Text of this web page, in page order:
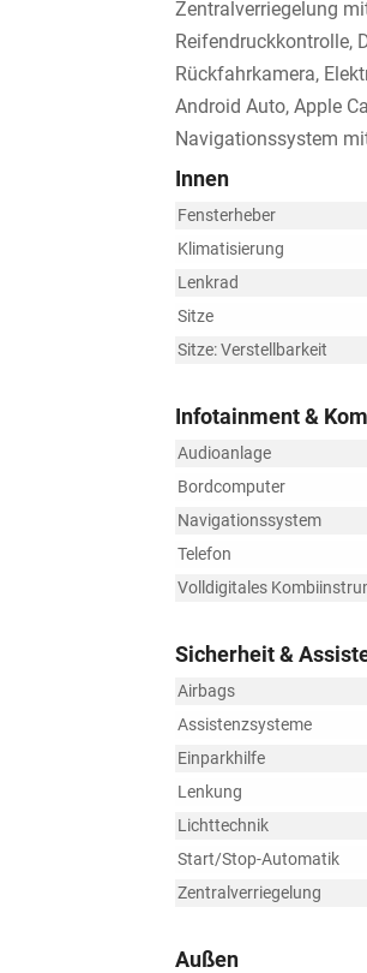
Zentralverriegelung
Reifendruckkontrolle,
Rückfahrkamera,
Android Auto, Apple
Navigationssystem
Innen
Fensterheber
Klimatisierung
Lenkrad
Sitze
Sitze: Verstellbarkeit
Infotainment &
Audioanlage
Bordcomputer
Navigationssystem
Telefon
Volldigitales
Sicherheit &
Airbags
Assistenzsysteme
Einparkhilfe
Lenkung
Lichttechnik
Start/Stop-Automatik
Zentralverriegelung
Außen